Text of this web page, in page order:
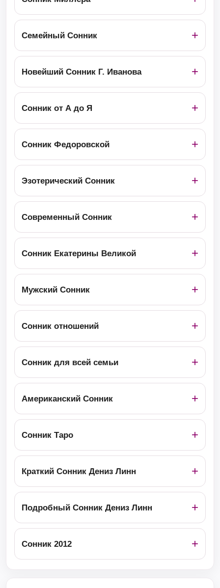
Семейный Сонник
Новейший Сонник Г. Иванова
Сонник от А до Я
Сонник Федоровской
Эзотерический Сонник
Современный Сонник
Сонник Екатерины Великой
Мужский Сонник
Сонник отношений
Сонник для всей семьи
Американский Сонник
Сонник Таро
Краткий Сонник Дениз Линн
Подробный Сонник Дениз Линн
Сонник 2012